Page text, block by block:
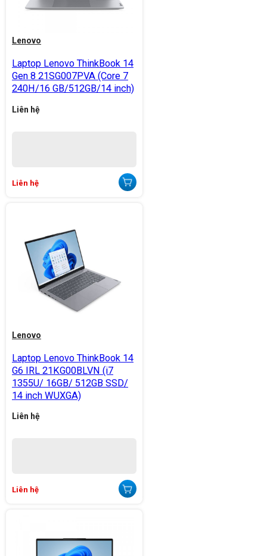
Lenovo
Laptop Lenovo ThinkBook 14
Gen 8 21SG007PVA (Core 7
240H/16 GB/512GB/14 inch)
Liên hệ
Liên hệ
Lenovo
Laptop Lenovo ThinkBook 14
G6 IRL 21KG00BLVN (i7
1355U/ 16GB/ 512GB SSD/
14 inch WUXGA)
Liên hệ
Liên hệ